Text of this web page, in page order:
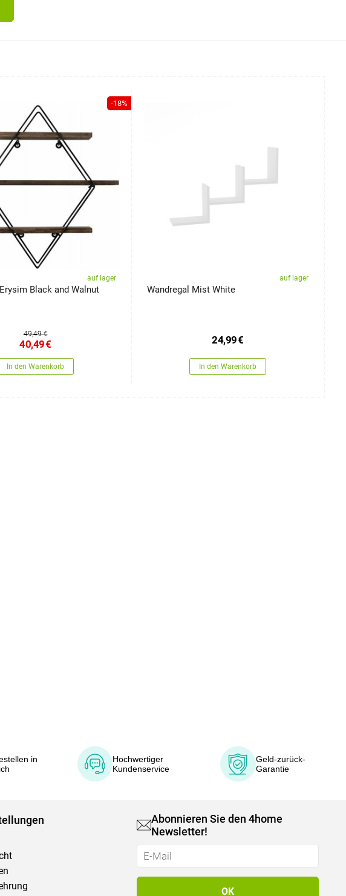
-18%
auf lager
Black and Walnut
49,49 €
40,49€
In den Warenkorb
auf lager
Wandregal Mist White
24,99€
In den Warenkorb
in
Hochwertiger
Kundenservice
Geld-zurück-
Garantie
Abonnieren Sie den 4home
Newsletter!